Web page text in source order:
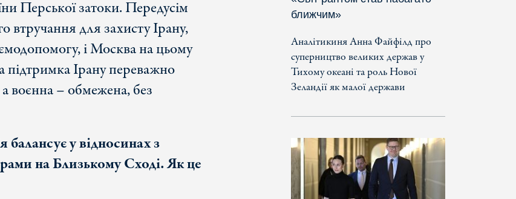
Перської затоки. Передусім
втручання для захисту Ірану,
і Москва на цьому
підтримка Ірану переважно
воєнна – обмежена, без
у відносинах з
на Близькому Сході. Як це
ближчим»
Аналітикиня Анна Файфілд про
суперництво великих держав у
Тихому океані та роль Нової
Зеландії як малої держави